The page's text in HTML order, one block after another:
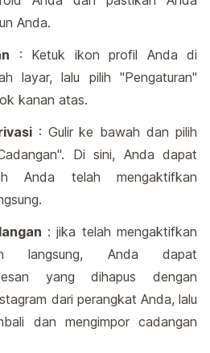
Anda.
: Ketuk ikon profil Anda di
layar, lalu pilih "Pengaturan"
kanan atas.
: Gulir ke bawah dan pilih
Di sini, Anda dapat
Anda telah mengaktifkan
: jika telah mengaktifkan
langsung, Anda dapat
yang dihapus dengan
dari perangkat Anda, lalu
dan mengimpor cadangan